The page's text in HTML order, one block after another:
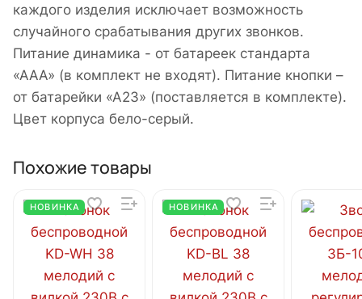
каждого изделия исключает возможность
случайного срабатывания других звонков.
Питание динамика - от батареек стандарта
«ААA» (в комплект не входят). Питание кнопки –
от батарейки «А23» (поставляется в комплекте).
Цвет корпуса бело-серый.
Похожие товары
НОВИНКА НОВИНКА